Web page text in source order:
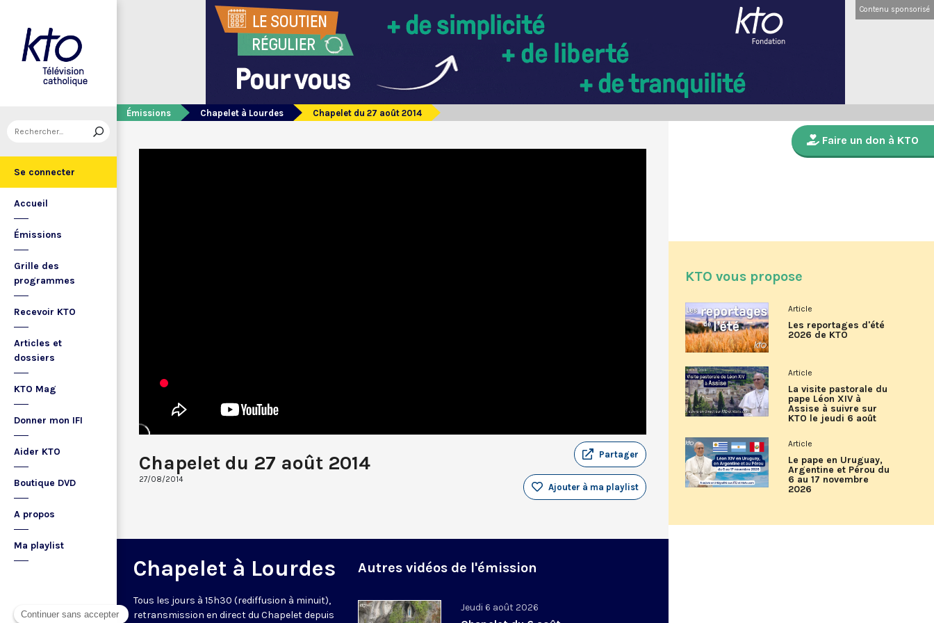
Se connecter
Accueil
Émissions
Grille des
programmes
Recevoir KTO
Articles et
dossiers
KTO Mag
Donner mon IFI
Aider KTO
Boutique DVD
A propos
Ma playlist
Contenu sponsorisé
Émissions Chapelet à Lourdes Chapelet du 27 août 2014
Chapelet du 27 août 2014
27/08/2014
Partager
Ajouter à ma playlist
Chapelet à Lourdes
Tous les jours à 15h30 (rediffusion à minuit),
retransmission en direct du Chapelet depuis
Autres vidéos de l'émission
Jeudi 6 août 2026
Faire un don à KTO
KTO vous propose
Article
Les reportages d'été
2026 de KTO
Article
La visite pastorale du
pape Léon XIV à
Assise à suivre sur
KTO le jeudi 6 août
Article
Le pape en Uruguay,
Argentine et Pérou du
6 au 17 novembre
2026